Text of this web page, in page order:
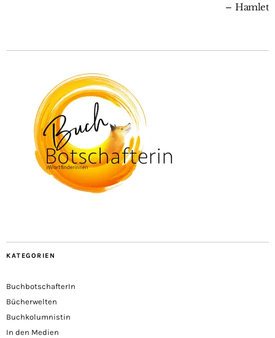
Hamlet
KATEGORIEN
BuchbotschafterIn
Bücherwelten
Buchkolumnistin
In den Medien